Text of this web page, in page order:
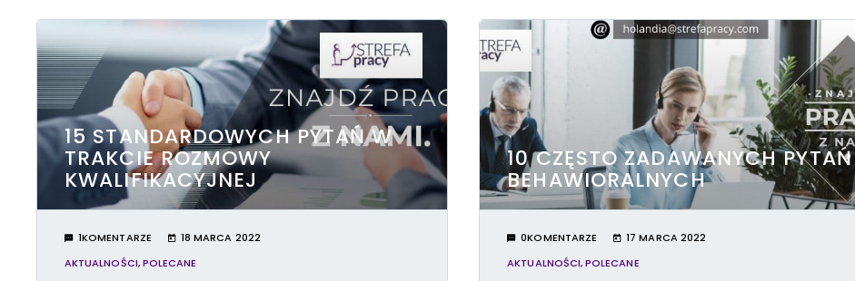
15 STANDARDOWYCH PYTAŃ W
TRAKCIE ROZMOWY
KWALIFIKACYJNEJ
1KOMENTARZE
18 MARCA 2022
AKTUALNOŚCI,POLECANE
10 CZĘSTO ZADAWANYCH PYTAŃ
BEHAWIORALNYCH
0KOMENTARZE
17 MARCA 2022
AKTUALNOŚCI,POLECANE